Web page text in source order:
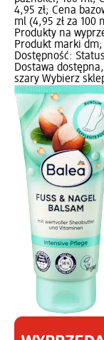
4,95 zł; Cena
ml (4,95 zł za 100
Produkty na
Produkt marki dm;
Dostępność:
Dostawa
szary Wybierz